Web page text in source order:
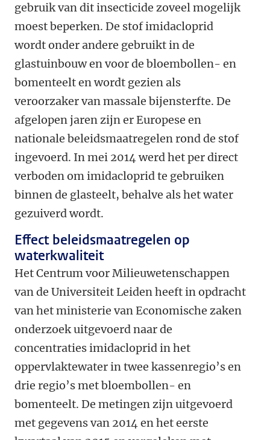
gebruik van dit insecticide zoveel mogelijk
moest beperken. De stof imidacloprid
wordt onder andere gebruikt in de
glastuinbouw en voor de bloembollen- en
bomenteelt en wordt gezien als
veroorzaker van massale bijensterfte. De
afgelopen jaren zijn er Europese en
nationale beleidsmaatregelen rond de stof
ingevoerd. In mei 2014 werd het per direct
verboden om imidacloprid te gebruiken
binnen de glasteelt, behalve als het water
gezuiverd wordt.
Effect beleidsmaatregelen op
waterkwaliteit
Het Centrum voor Milieuwetenschappen
van de Universiteit Leiden heeft in opdracht
van het ministerie van Economische zaken
onderzoek uitgevoerd naar de
concentraties imidacloprid in het
oppervlaktewater in twee kassenregio’s en
drie regio’s met bloembollen- en
bomenteelt. De metingen zijn uitgevoerd
met gegevens van 2014 en het eerste